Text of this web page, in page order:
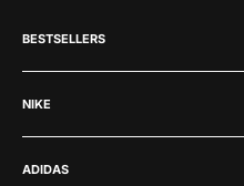
BESTSELLERS
Labubu
Jordan 1
Jordan 4
Jordan 3
NIKE
Nike
Air Force 1
ADIDAS